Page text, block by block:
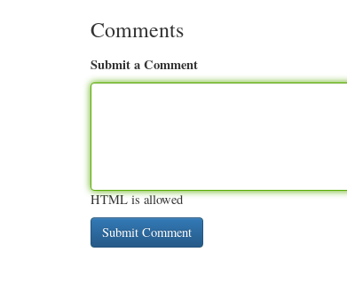
Comments
Submit a Comment
HTML is allowed